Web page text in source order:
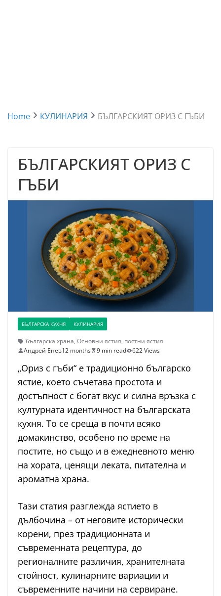
Home КУЛИНАРИЯ БЪЛГАРСКИЯТ ОРИЗ С ГЪБИ
БЪЛГАРСКИЯТ ОРИЗ С
ГЪБИ
БЪЛГАРСКА КУХНЯ КУЛИНАРИЯ
българска храна, Основни ястия, постни ястия
Андрей Енев12 months 9 min read 622 Views
„Ориз с гъби“ е традиционно българско
ястие, което съчетава простота и
достъпност с богат вкус и силна връзка с
културната идентичност на българската
кухня. То се среща в почти всяко
домакинство, особено по време на
постите, но също и в ежедневното меню
на хората, ценящи леката, питателна и
ароматна храна.
Тази статия разглежда ястието в
дълбочина – от неговите исторически
корени, през традиционната и
съвременната рецептура, до
регионалните различия, хранителната
стойност, кулинарните вариации и
съвременните начини на сервиране.